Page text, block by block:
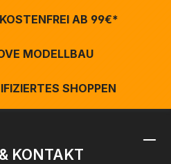
AB 99€*
MODELLBAU
SHOPPEN
KONTAKT